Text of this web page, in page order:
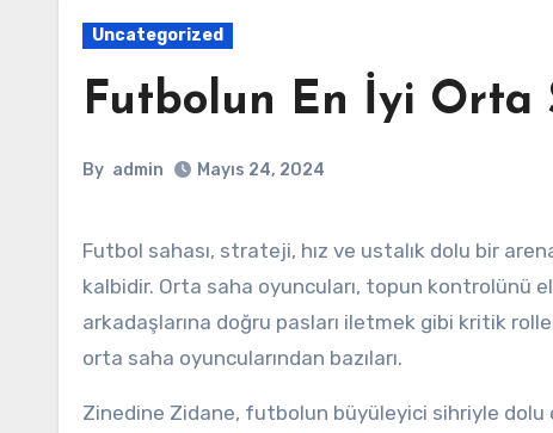
Uncategorized
Futbolun En İyi Orta
By admin Mayıs 24, 2024
Futbol sahası, strateji, hız ve ustalık dolu bir arenadır. Her takımın ruhu ve gücü olan orta saha, adeta sahanın
kalbidir. Orta saha oyuncuları, topun kontrolünü
arkadaşlarına doğru pasları iletmek gibi kritik
orta saha oyuncularından bazıları.
Zinedine Zidane, futbolun büyüleyici sihriyle